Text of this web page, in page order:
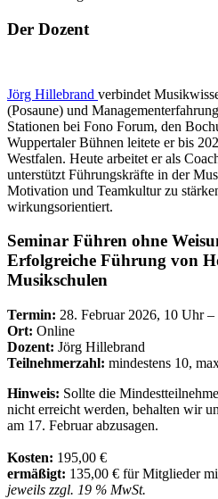
Der Dozent
Jörg Hillebrand verbindet
(Posaune) und
Stationen bei Fono Forum, den
Wuppertaler Bühnen leitete er bis
Westfalen. Heute arbeitet er als
unterstützt Führungskräfte in der
Motivation und Teamkultur zu
wirkungsorientiert.
Seminar Führen ohne
Erfolgreiche Führung von
Musikschulen
Termin: 28. Februar 2026, 10 Uhr
Ort: Online
Dozent: Jörg Hillebrand
Teilnehmerzahl: mindestens 10,
Hinweis: Sollte die
nicht erreicht werden, behalten wir
am 17. Februar abzusagen.
Kosten: 195,00 €
ermäßigt: 135,00 € für Mitglieder
jeweils zzgl. 19 % MwSt.